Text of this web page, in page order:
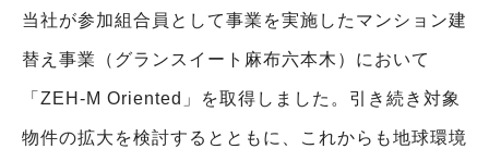
当社が参加組合員として事業を実施したマンション建
替え事業（グランスイート麻布六本木）において
「ZEH-M Oriented」を取得しました。引き続き対象
物件の拡大を検討するとともに、これからも地球環境